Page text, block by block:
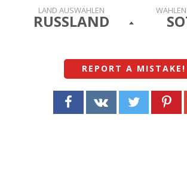
LAND AUSWÄHLEN
RUSSLAND
REPORT A MISTAKE !